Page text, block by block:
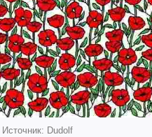
Dudolf